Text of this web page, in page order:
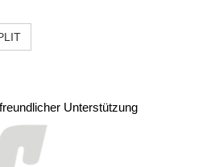
Unterstützung